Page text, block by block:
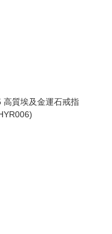
高質埃及金運石戒指